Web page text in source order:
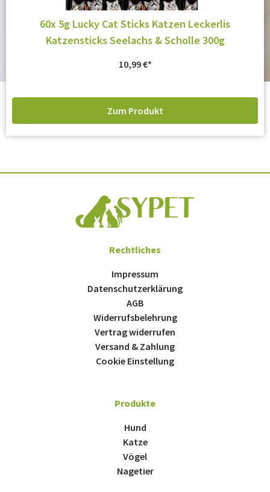
60x 5g Lucky Cat Sticks Katzen Leckerlis
Katzensticks Seelachs & Scholle 300g
10,99€
Zum Produkt
Rechtliches
Impressum
Datenschutzerklärung
AGB
Widerrufsbelehrung
Vertrag widerrufen
Versand & Zahlung
Cookie Einstellung
Produkte
Hund
Katze
Vögel
Nagetier